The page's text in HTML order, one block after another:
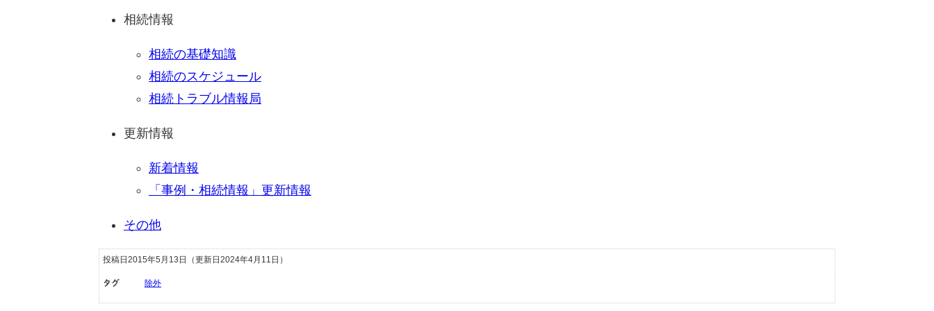
相続情報
相続の基礎知識
相続のスケジュール
相続トラブル情報局
更新情報
新着情報
「事例・相続情報」更新情報
その他
投稿日2015年5月13日 （更新日2024年4月11日）
タグ 除外